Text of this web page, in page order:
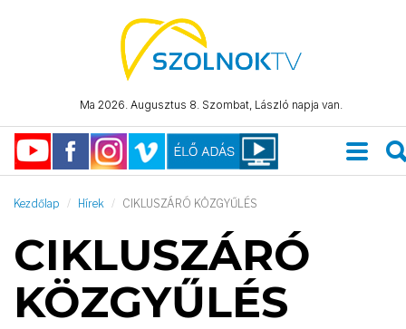
Ma 2026. Augusztus 8. Szombat, László napja van.
Kezdőlap Hírek CIKLUSZÁRÓ KÖZGYŰLÉS
CIKLUSZÁRÓ
KÖZGYŰLÉS